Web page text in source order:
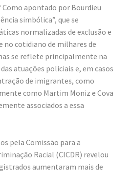
apontado por Bourdieu
simbólica”, que se
normalizadas de exclusão e
cotidiano de milhares de
se reflete principalmente na
atuações policiais e, em casos
de imigrantes, como
como Martim Moniz e Cova
associados a essa
pela Comissão para a
Racial (CICDR) revelou
aumentaram mais de